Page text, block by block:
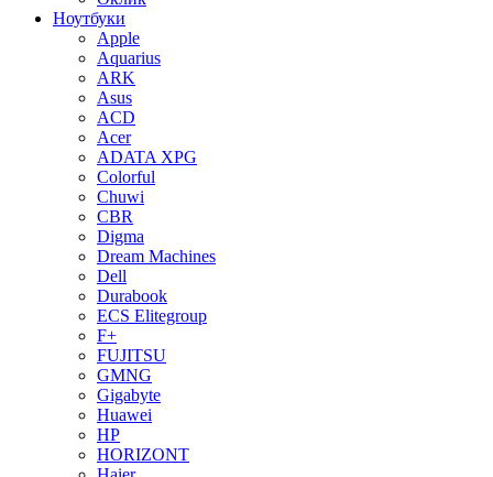
Ноутбуки
Apple
Aquarius
ARK
Asus
ACD
Acer
ADATA XPG
Colorful
Chuwi
CBR
Digma
Dream Machines
Dell
Durabook
ECS Elitegroup
F+
FUJITSU
GMNG
Gigabyte
Huawei
HP
HORIZONT